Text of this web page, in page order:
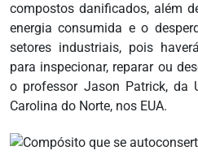
compostos danificados, além
energia consumida e o
setores industriais, pois
para inspecionar, reparar ou
o professor Jason Patrick, da
Carolina do Norte, nos EUA.